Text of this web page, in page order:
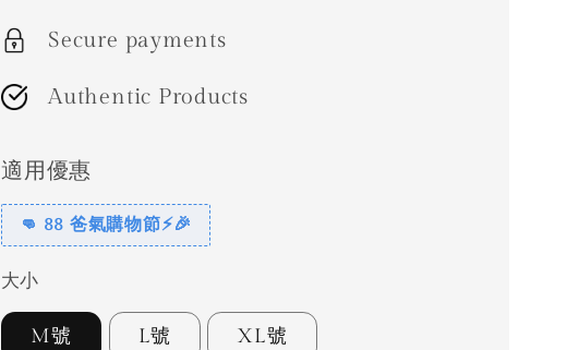
Secure payments
Authentic Products
適用優惠
👊 88 爸氣購物節⚡🎉
大小
M號 L號 XL號